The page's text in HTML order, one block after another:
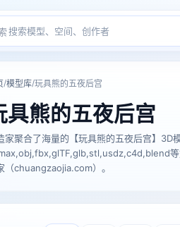
/模型库/玩具熊的五夜后宫
具熊的五夜后宫
家聚合了海量的【玩具熊的五夜后宫】3D
等
（chuangzaojia.com）。